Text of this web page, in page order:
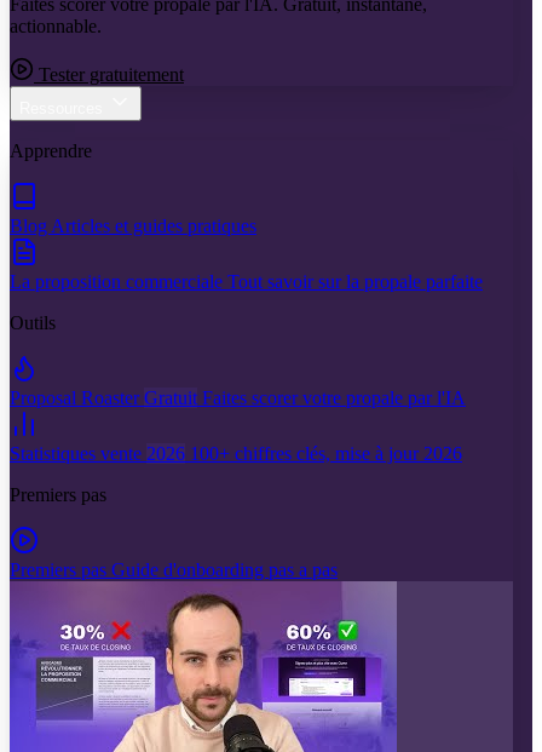
Faites scorer votre propale par l'IA. Gratuit, instantane,
actionnable.
Tester gratuitement
Apprendre
Blog Articles et guides pratiques
La proposition commerciale Tout savoir sur la propale parfaite
Outils
Proposal RoasterGratuit Faites scorer votre propale par l'IA
Statistiques vente 2026 100+ chiffres clés, mise à jour 2026
Premiers pas
Premiers pas Guide d'onboarding pas a pas